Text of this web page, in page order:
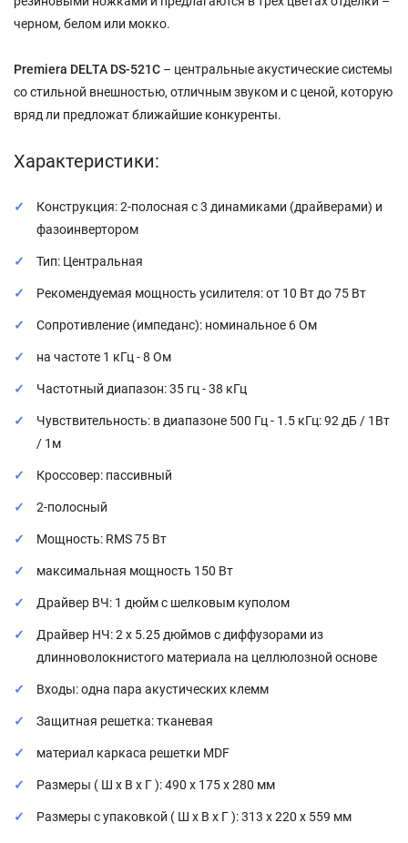
черном, белом или мокко.
Premiera DELTA DS-521С – центральные акустические системы
со стильной внешностью, отличным звуком и с ценой, которую
вряд ли предложат ближайшие конкуренты.
Характеристики:
Конструкция: 2-полосная с 3 динамиками (драйверами) и
фазоинвертором
Тип: Центральная
Рекомендуемая мощность усилителя: от 10 Вт до 75 Вт
Сопротивление (импеданс): номинальное 6 Ом
на частоте 1 кГц - 8 Ом
Частотный диапазон: 35 гц - 38 кГц
Чувствительность: в диапазоне 500 Гц - 1.5 кГц: 92 дБ / 1Вт
/ 1м
Кроссовер: пассивный
2-полосный
Мощность: RMS 75 Вт
максимальная мощность 150 Вт
Драйвер ВЧ: 1 дюйм с шелковым куполом
Драйвер НЧ: 2 x 5.25 дюймов с диффузорами из
длинноволокнистого материала на целлюлозной основе
Входы: одна пара акустических клемм
Защитная решетка: тканевая
материал каркаса решетки MDF
Размеры ( Ш x В x Г ): 490 x 175 x 280 мм
Размеры с упаковкой ( Ш x В x Г ): 313 х 220 х 559 мм